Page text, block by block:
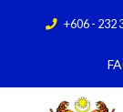
+606 - 232